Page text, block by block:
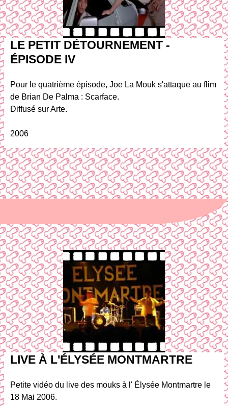
LE PETIT DÉTOURNEMENT -
ÉPISODE IV
Pour le quatrième épisode, Joe La Mouk s'attaque au flim
de Brian De Palma : Scarface.
Diffusé sur Arte.
2006
LIVE À L'ÉLYSÉE MONTMARTRE
Petite vidéo du live des mouks à l' Élysée Montmartre le
18 Mai 2006.